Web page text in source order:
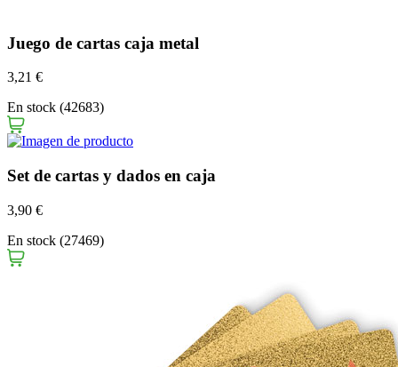
Juego de cartas caja metal
3,21 €
En stock (42683)
Set de cartas y dados en caja
3,90 €
En stock (27469)